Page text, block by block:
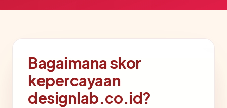
Bagaimana skor
kepercayaan
designlab.co.id?